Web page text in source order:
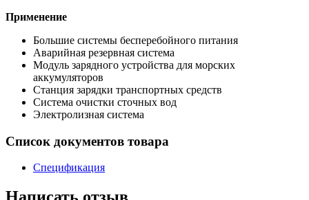
Применение
Большие системы бесперебойного питания
Аварийная резервная система
Модуль зарядного устройства для морских
аккумуляторов
Станция зарядки транспортных средств
Система очистки сточных вод
Электролизная система
Список документов товара
Спецификация